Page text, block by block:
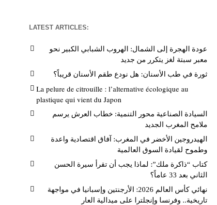
LATEST ARTICLES:
عودة الهجرة إلى الشمال: الهروب الشبابي الكبير نحو
معبر سبتة لغز يتكرر من جديد
ثورة في طب الأسنان: هل نودع طقم الأسنان قريباً؟
La pelure de citrouille : l’alternative écologique au
plastique qui vient du Japon
السيادة الصناعية محور التنمية: خطاب العرش يرسم
ملامح المغرب الجديد
الهيدروجين الأخضر في المغرب: آفاق اقتصادية واعدة
وطموح لقيادة السوق العالمية
كتاب “ذاكرة ملك”: لماذا يجب أن تقرأ سيرة الحسن
الثاني بعد 33 عاماً؟
نهائي كأس العالم 2026: الأرجنتين وإسبانيا في مواجهة
تاريخية.. وفرنسا وإنجلترا على ميدالية العار